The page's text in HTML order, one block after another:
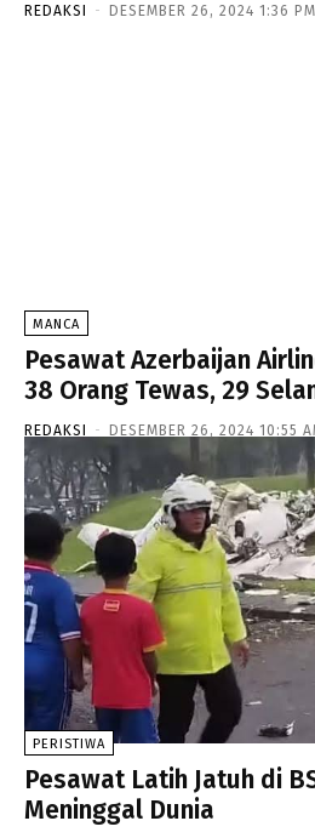
REDAKSI - DESEMBER 26, 2024 1:36 PM
MANCA
Pesawat Azerbaijan
38 Orang Tewas, 29
REDAKSI - DESEMBER 26, 2024 10:55
PERISTIWA
Pesawat Latih Jatuh di
Meninggal Dunia